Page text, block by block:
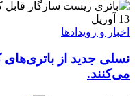
13 آوریل
اخبار و رویدادها
نسلی جدید از باتری‌های
می‌کنند.